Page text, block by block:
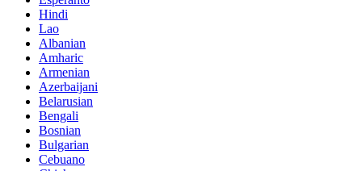
Hindi
Lao
Albanian
Amharic
Armenian
Azerbaijani
Belarusian
Bengali
Bosnian
Bulgarian
Cebuano